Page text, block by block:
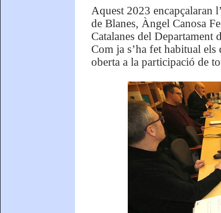
Aquest 2023 encapçalaran
de Blanes, Àngel Canosa
Catalanes del
Com ja s’ha fet habitual els
oberta a la participació de